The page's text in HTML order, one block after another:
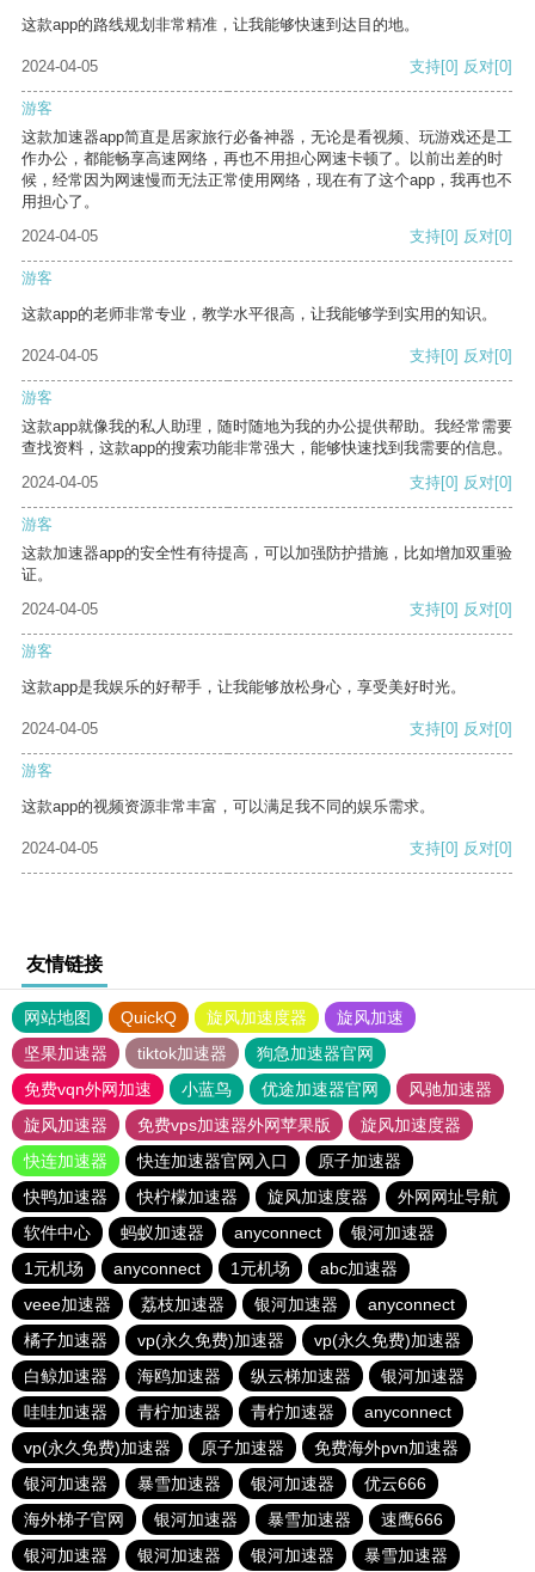
这款app的路线规划非常精准，让我能够快速到达目的地。
2024-04-05 支持[0] 反对[0]
游客
这款加速器app简直是居家旅行必备神器，无论是看视频、玩游戏还是工
作办公，都能畅享高速网络，再也不用担心网速卡顿了。以前出差的时
候，经常因为网速慢而无法正常使用网络，现在有了这个app，我再也不
用担心了。
2024-04-05
支持[0] 反对[0]
游客
这款app的老师非常专业，教学水平很高，让我能够学到实用的知识。
2024-04-05 支持[0] 反对[0]
游客
这款app就像我的私人助理，随时随地为我的办公提供帮助。我经常需要
查找资料，这款app的搜索功能非常强大，能够快速找到我需要的信息。
2024-04-05
支持[0] 反对[0]
游客
这款加速器app的安全性有待提高，可以加强防护措施，比如增加双重验
证。
2024-04-05
支持[0] 反对[0]
游客
这款app是我娱乐的好帮手，让我能够放松身心，享受美好时光。
2024-04-05 支持[0] 反对[0]
游客
这款app的视频资源非常丰富，可以满足我不同的娱乐需求。
2024-04-05 支持[0] 反对[0]
友情链接
网站地图 QuickQ 旋风加速度器
旋风加速
坚果加速器
tiktok加速器
狗急加速器官网
免费vqn外网加速
小蓝鸟 优途加速器官网
风驰加速器
旋风加速器
免费vps加速器外网苹果版
旋风加速度器
快连加速器
快连加速器官网入口
原子加速器
快鸭加速器
快柠檬加速器 旋风加速度器
外网网址导航
软件中心
蚂蚁加速器 anyconnect
银河加速器
1元机场
anyconnect 1元机场
abc加速器
veee加速器
荔枝加速器 银河加速器
anyconnect
橘子加速器
vp(永久免费)加速器
vp(永久免费)加速器
白鲸加速器
海鸥加速器 纵云梯加速器
银河加速器
哇哇加速器
青柠加速器 青柠加速器
anyconnect
vp(永久免费)加速器
原子加速器
免费海外pvn加速器
银河加速器
暴雪加速器 银河加速器
优云666
海外梯子官网
银河加速器 暴雪加速器
速鹰666
银河加速器
银河加速器 银河加速器 暴雪加速器